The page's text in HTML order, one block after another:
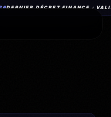
DERNIER DÉCRET FINANCE :